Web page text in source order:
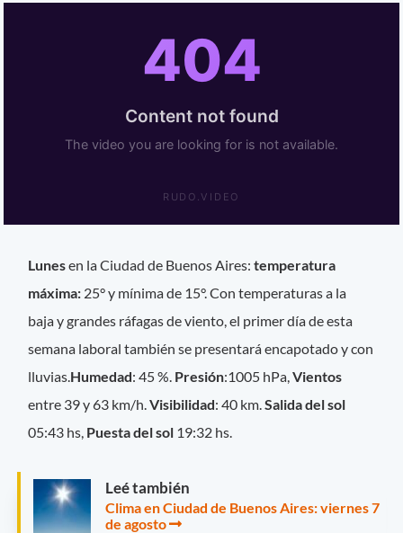
Lunesen la Ciudad de Buenos Aires:temperatura
máxima: 25° y mínima de 15°. Con temperaturas a la
baja y grandes ráfagas de viento, el primer día de esta
semana laboral también se presentará encapotado y con
lluvias. Humedad: 45 %. Presión:1005 hPa,Vientos
entre 39 y 63 km/h.Visibilidad: 40 km.Salida del sol
05:43 hs, Puesta del sol 19:32 hs.
Leé también
Clima en Ciudad de Buenos Aires: viernes 7
de agosto